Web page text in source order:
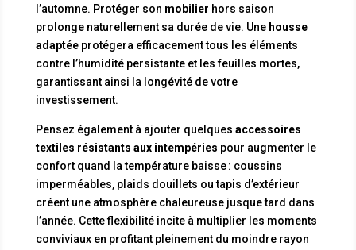
l’automne. Protéger son mobilier hors saison
prolonge naturellement sa durée de vie. Une housse
adaptéeprotégera efficacement tous les éléments
contre l’humidité persistante et les feuilles mortes,
garantissant ainsi la longévité de votre
investissement.
Pensez également à ajouter quelques accessoires
textiles résistants aux intempéries pour augmenter le
confort quand la température baisse : coussins
imperméables, plaids douillets ou tapis d’extérieur
créent une atmosphère chaleureuse jusque tard dans
l’année. Cette flexibilité incite à multiplier les moments
conviviaux en profitant pleinement du moindre rayon